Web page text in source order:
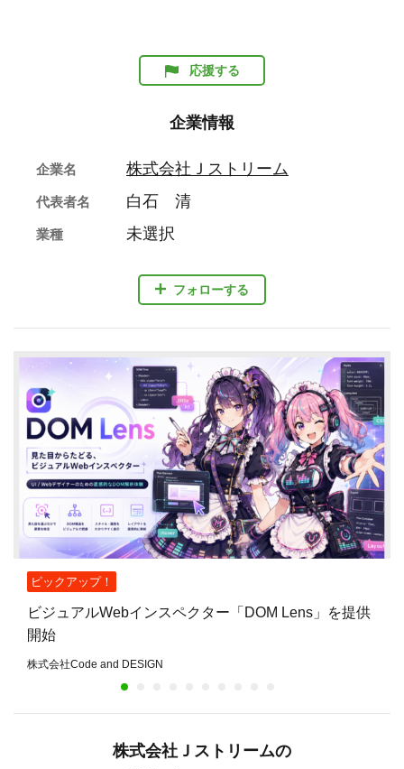
応援する
企業情報
フォローする
企業名 株式会社Ｊストリーム
代表者名 白石 清
業種 未選択
ピックアップ！
ビジュアルWebインスペクター「DOM Lens」を提供
開始
株式会社Code and DESIGN
株式会社Ｊストリームの